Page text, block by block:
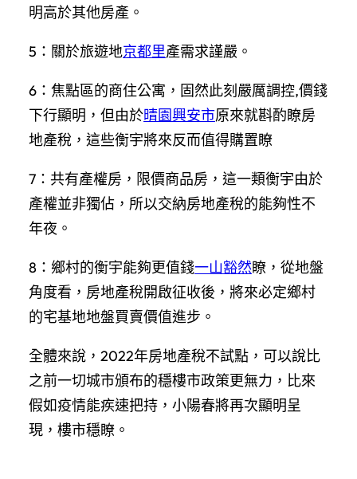
明高於其他房產。
5：關於旅遊地京都里產需求謹嚴。
6：焦點區的商住公寓，固然此刻嚴厲調控,價錢
下行顯明，但由於晴園興安市原來就斟酌瞭房
地產稅，這些衡宇將來反而值得購置瞭
7：共有產權房，限價商品房，這一類衡宇由於
產權並非獨佔，所以交納房地產稅的能夠性不
年夜。
8：鄉村的衡宇能夠更值錢一山豁然瞭，從地盤
角度看，房地產稅開啟征收後，將來必定鄉村
的宅基地地盤買賣價值進步。
全體來說，2022年房地產稅不試點，可以說比
之前一切城市頒布的穩樓市政策更無力，比來
假如疫情能疾速把持，小陽春將再次顯明呈
現，樓市穩瞭。